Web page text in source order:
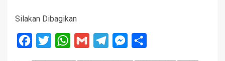
Silakan Dibagikan
Facebook
Twitter WhatsApp
Gmail TelegramMessenger